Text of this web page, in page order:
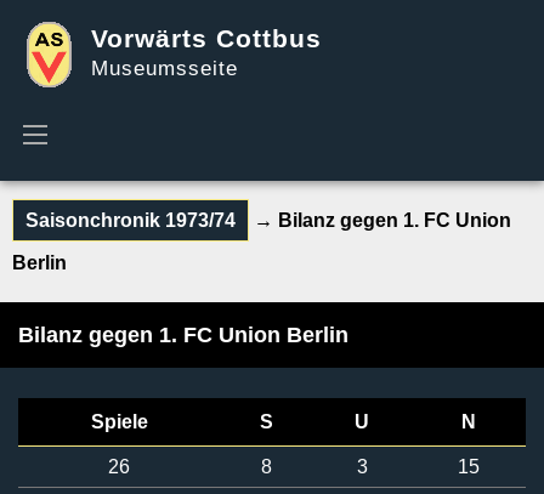
Vorwärts Cottbus
Museumsseite
Saisonchronik 1973/74 → Bilanz gegen 1. FC Union
Berlin
Bilanz gegen 1. FC Union Berlin
Spiele S U N
26 8 3 15